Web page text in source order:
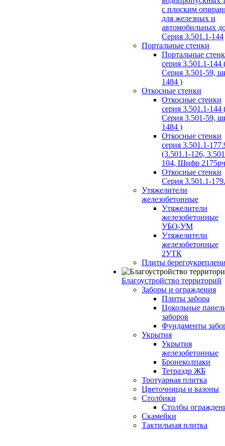
с плоским
для железных и
автомобильных
Серия 3.501.1-144
Портальные стенки
Портальные
серия 3.501.1-144
Серия 3.501-59,
1484 )
Откосные стенки
Откосные стенки
серия 3.501.1-144
Серия 3.501-59,
1484 )
Откосные стенки
серия 3.501.1-
(3.501.1-126,
104, Шифр
Откосные стенки
Серия 3.501.1-
Утяжелители
железобетонные
Утяжелители
железобетонные
УБО-УМ
Утяжелители
железобетонные
2УТК
Плиты
Благоустройство территорий
Заборы и ограждения
Плиты забора
Цокольные
заборов
Фундаменты
Укрытия
Укрытия
железобетонные
Бронеколпаки
Тетраэдр ЖБ
Тротуарная плитка
Цветочницы и вазоны
Столбики
Столбы
Скамейки
Тактильная плитка